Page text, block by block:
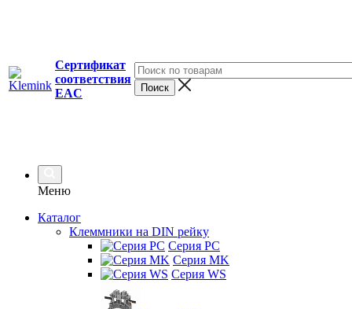
Сертификат
соответствия
EAC
Меню
Каталог
Клеммники на DIN рейку
Серия PC
Серия MK
Серия WS